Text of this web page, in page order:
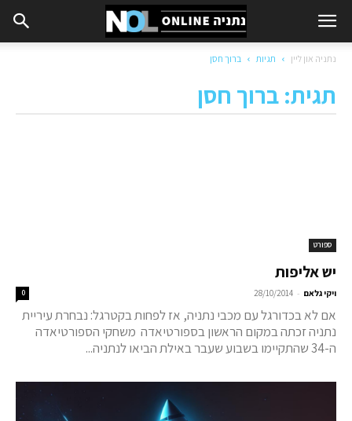
נתניה און ליין תגיות ברוך חסן
תגית: ברוך חסן
ספורט
יש אליפות
ויקי גלאם -
28/10/2014
0
אם לא בכדורגל עם מכבי נתניה, אז לפחות בקטרגל: נבחרת עיריית
נתניה זכתה במקום הראשון בספורטיאדה משחקי הספורטיאדה
ה-34 שהתקיימו בשבוע שעבר באילת הביאו לנתניה...